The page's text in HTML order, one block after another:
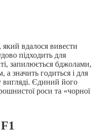
вдалося вивести
підходить для
запилюється бджолами,
а значить годиться і для
вигляді. Єдиний його
роси та «чорної